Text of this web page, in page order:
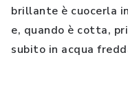
brillante è cuocerla
e, quando è cotta,
subito in acqua